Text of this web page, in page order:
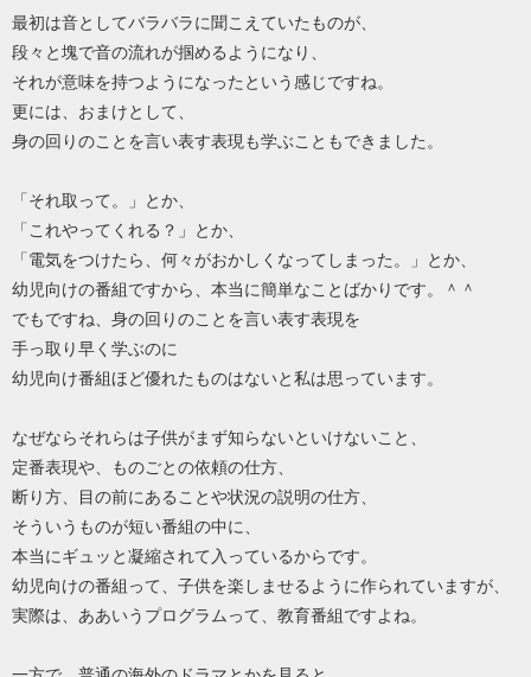
最初は音としてバラバラに聞こえていたものが、
段々と塊で音の流れが掴めるようになり、
それが意味を持つようになったという感じですね。
更には、おまけとして、
身の回りのことを言い表す表現も学ぶこともできました。
「それ取って。」とか、
「これやってくれる？」とか、
「電気をつけたら、何々がおかしくなってしまった。」とか、
幼児向けの番組ですから、本当に簡単なことばかりです。＾＾
でもですね、身の回りのことを言い表す表現を
手っ取り早く学ぶのに
幼児向け番組ほど優れたものはないと私は思っています。
なぜならそれらは子供がまず知らないといけないこと、
定番表現や、ものごとの依頼の仕方、
断り方、目の前にあることや状況の説明の仕方、
そういうものが短い番組の中に、
本当にギュッと凝縮されて入っているからです。
幼児向けの番組って、子供を楽しませるように作られていますが、
実際は、ああいうプログラムって、教育番組ですよね。